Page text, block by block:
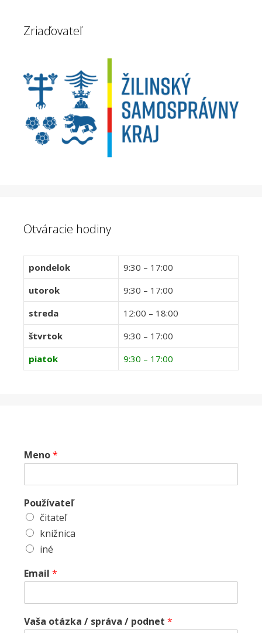
Zriaďovateľ
Otváracie hodiny
pondelok
9:30 – 17:00
utorok
9:30 – 17:00
streda
12:00 – 18:00
štvrtok
9:30 – 17:00
piatok
9:30 – 17:00
Meno*
Používateľ
čitateľ
knižnica
iné
Email *
Vaša otázka / správa / podnet *